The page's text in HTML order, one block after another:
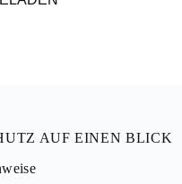
AUF EINEN BLICK